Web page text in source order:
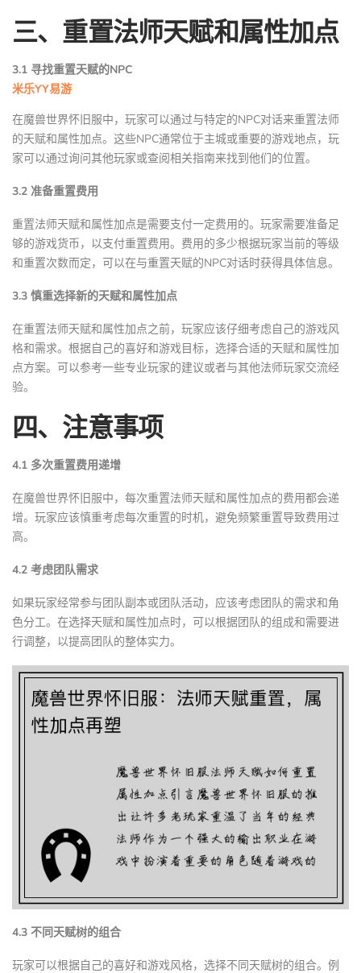
三、重置法师天赋和属性加点
3.1 寻找重置天赋的NPC
米乐YY易游
在魔兽世界怀旧服中，玩家可以通过与特定的NPC对话来重置法师
的天赋和属性加点。这些NPC通常位于主城或重要的游戏地点，玩
家可以通过询问其他玩家或查阅相关指南来找到他们的位置。
3.2 准备重置费用
重置法师天赋和属性加点是需要支付一定费用的。玩家需要准备足
够的游戏货币，以支付重置费用。费用的多少根据玩家当前的等级
和重置次数而定，可以在与重置天赋的NPC对话时获得具体信息。
3.3 慎重选择新的天赋和属性加点
在重置法师天赋和属性加点之前，玩家应该仔细考虑自己的游戏风
格和需求。根据自己的喜好和游戏目标，选择合适的天赋和属性加
点方案。可以参考一些专业玩家的建议或者与其他法师玩家交流经
验。
四、注意事项
4.1 多次重置费用递增
在魔兽世界怀旧服中，每次重置法师天赋和属性加点的费用都会递
增。玩家应该慎重考虑每次重置的时机，避免频繁重置导致费用过
高。
4.2 考虑团队需求
如果玩家经常参与团队副本或团队活动，应该考虑团队的需求和角
色分工。在选择天赋和属性加点时，可以根据团队的组成和需要进
行调整，以提高团队的整体实力。
4.3 不同天赋树的组合
玩家可以根据自己的喜好和游戏风格，选择不同天赋树的组合。例